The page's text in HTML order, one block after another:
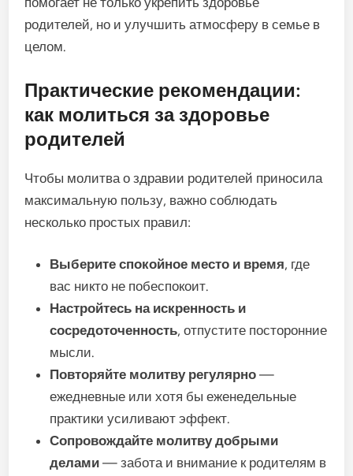
родителей, но и улучшить атмосферу в семье в
целом.
Практические рекомендации:
как молиться за здоровье
родителей
Чтобы молитва о здравии родителей приносила
максимальную пользу, важно соблюдать
несколько простых правил:
Выберите спокойное место и время, где
вас никто не побеспокоит.
Настройтесь на искренность и
сосредоточенность, отпустите посторонние
мысли.
Повторяйте молитву регулярно —
ежедневные или хотя бы еженедельные
практики усиливают эффект.
Сопровождайте молитву добрыми
делами — забота и внимание к родителям в